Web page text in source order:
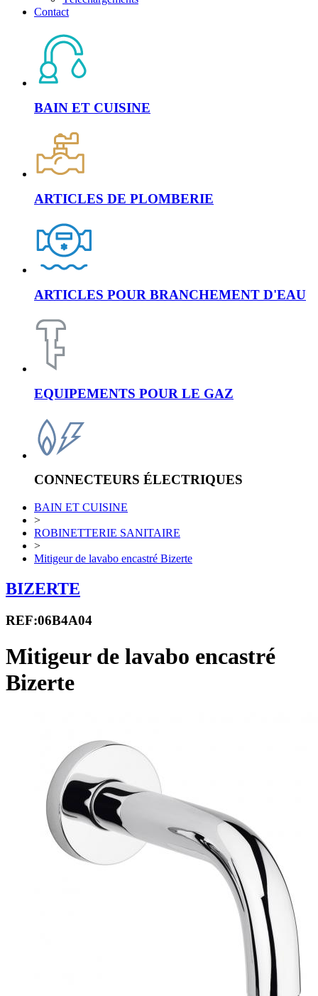
Contact
BAIN ET CUISINE
ARTICLES DE PLOMBERIE
ARTICLES POUR BRANCHEMENT D'EAU
EQUIPEMENTS POUR LE GAZ
CONNECTEURS ÉLECTRIQUES
BAIN ET CUISINE
>
ROBINETTERIE SANITAIRE
>
Mitigeur de lavabo encastré Bizerte
BIZERTE
REF:06B4A04
Mitigeur de lavabo encastré
Bizerte